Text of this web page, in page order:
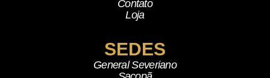
Contato
Loja
SEDES
General Severiano